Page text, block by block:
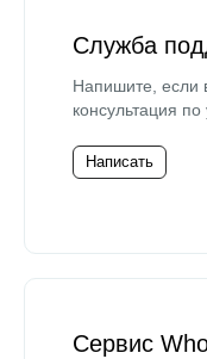
Служба
Напишите, если
консультация по
Написать
Сервис